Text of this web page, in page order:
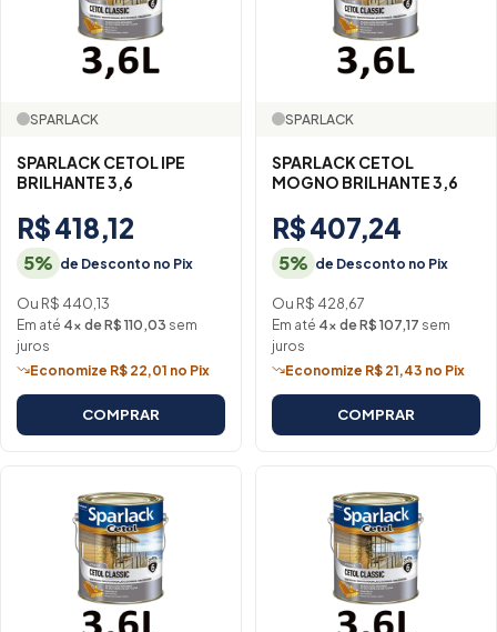
SPARLACK
SPARLACK CETOL IPE
BRILHANTE 3,6
R$ 418,12
5% de Desconto no Pix
Ou R$ 440,13
Em até 4× de R$ 110,03 sem
juros
Economize R$ 22,01 no Pix
COMPRAR
SPARLACK
SPARLACK CETOL
MOGNO BRILHANTE 3,6
R$ 407,24
5% de Desconto no Pix
Ou R$ 428,67
Em até 4× de R$ 107,17 sem
juros
Economize R$ 21,43 no Pix
COMPRAR